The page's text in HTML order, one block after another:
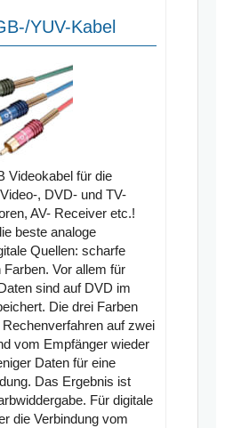
YUV-Kabel
Videokabel für die
, DVD- und TV-
AV- Receiver etc.!
beste analoge
Quellen: scharfe
Farben. Vor allem für
sind auf DVD im
Die drei Farben
auf zwei
vom Empfänger wieder
Daten für eine
Das Ergebnis ist
Für digitale
die Verbindung vom